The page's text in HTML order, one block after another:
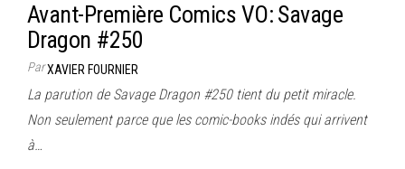
Avant-Première Comics VO: Savage
Dragon #250
ParXAVIER FOURNIER
La parution de Savage Dragon #250 tient du petit miracle.
Non seulement parce que les comic-books indés qui arrivent
à…